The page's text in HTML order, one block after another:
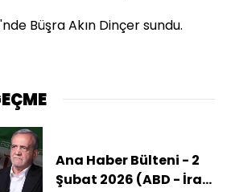
Büşra Akın Dinçer sundu.
Ana Haber Bülteni - 2
Şubat 2026 (ABD - İran